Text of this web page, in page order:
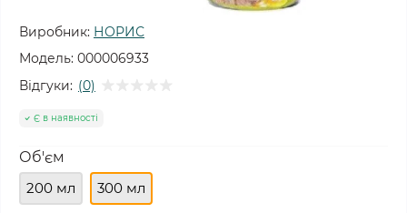
Виробник: НОРИС
Модель: 000006933
Відгуки: (0)
Є в наявності
Об'єм
200 мл
300 мл